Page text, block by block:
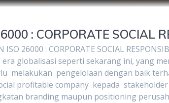
: CORPORATE SOCIAL
ISO 26000 : CORPORATE SOCIAL
era globalisasi seperti sekarang ini, yang
melakukan pengelolaan dengan baik
profitable company kepada
branding maupun positioning